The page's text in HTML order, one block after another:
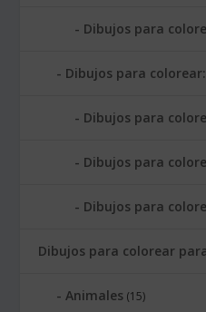
Dibujos para
Dibujos para
Dibujos para
Dibujos para
Dibujos para
Dibujos para colorear
Animales (15)